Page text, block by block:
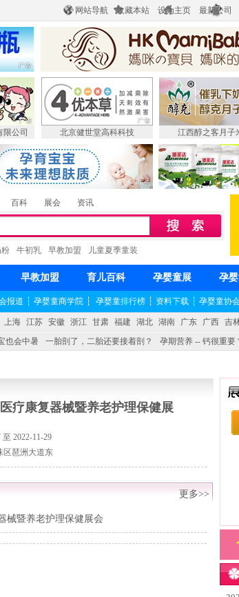
网站导航 收藏本站 设为主页 最新公司
限公司 北京健世堂高科科技 江西醇之客月子
百科 展会 资讯
牛初乳 早教加盟 儿童夏季童装
早教加盟 育儿百科 孕婴童展 孕
报道 ┆ 孕婴童商学院 ┆ 孕婴童排行榜 ┆ 资料下载 ┆ 孕婴童协
上海 江苏 安徽 浙江 甘肃 福建 湖北 湖南 广东 广西 吉
也会中暑 一胎剖了，二胎还要接着剖？ 孕期营养 -- 钙很重要
疗康复器械暨养老护理保健展
2022-11-29
区琶洲大道东
更多>>
械暨养老护理保健展会